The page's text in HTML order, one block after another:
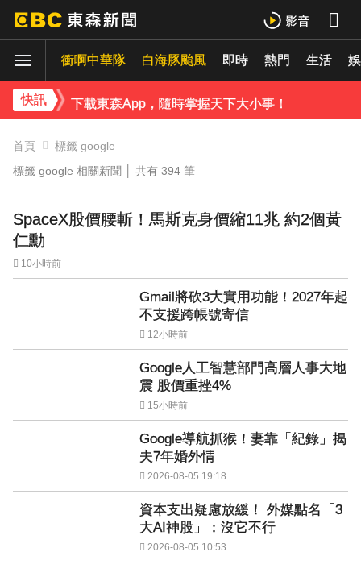
衝啊中華隊 白海豚颱風 即時 熱門 生活
快訊
下載東森App，隨時掌握天下大小事！
《理財達人秀》X 安聯投信免費講座報名中！搶先卡位 2027
下載東森App，隨時掌握天下大小事！
首頁
標籤 google
標籤 google 相關新聞 │ 共有 394 筆
SpaceX股價腰斬！馬斯克身價縮11兆 約2個黃
仁勳
10小時前
Gmail將砍3大實用功能！2027年起
不支援跨帳號寄信
12小時前
Google人工智慧部門高層人事大地
震 股價重挫4%
15小時前
Google導航抓猴！妻靠「紀錄」揭
夫7年婚外情
2026-08-05 19:18
資本支出疑慮放緩！ 外媒點名「3
大AI神股」：沒它不行
2026-08-05 10:53